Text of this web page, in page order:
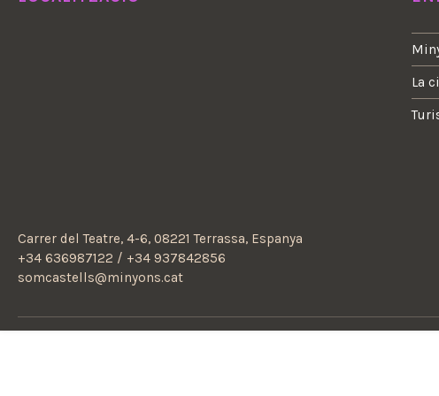
Carrer del Teatre, 4-6, 08221 Terrassa, Espanya
+34 636987122 / +34 937842856
somcastells@minyons.cat
La